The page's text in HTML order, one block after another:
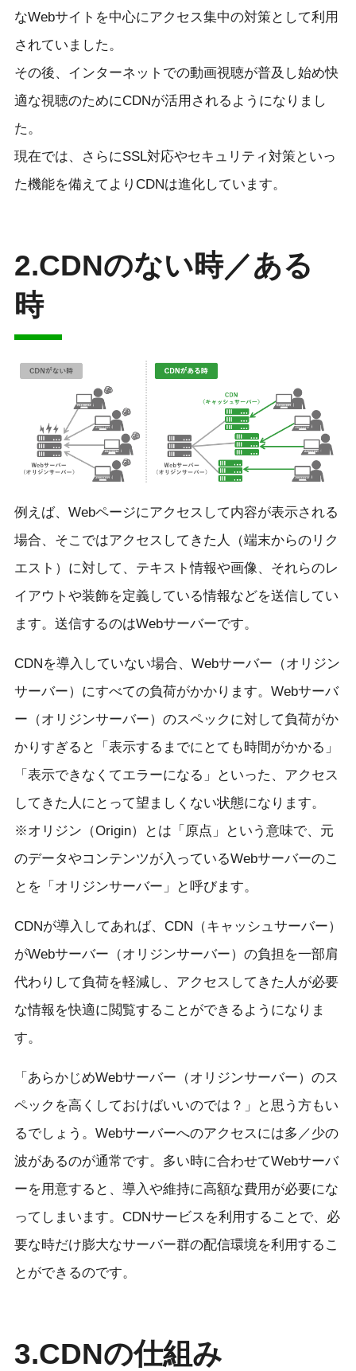
なWebサイトを中心にアクセス集中の対策として利用
されていました。
その後、インターネットでの動画視聴が普及し始め快
適な視聴のためにCDNが活用されるようになりまし
た。
現在では、さらにSSL対応やセキュリティ対策といっ
た機能を備えてよりCDNは進化しています。
2.CDNのない時／ある
時
例えば、Webページにアクセスして内容が表示される
場合、そこではアクセスしてきた人（端末からのリク
エスト）に対して、テキスト情報や画像、それらのレ
イアウトや装飾を定義している情報などを送信してい
ます。送信するのはWebサーバーです。
CDNを導入していない場合、Webサーバー（オリジン
サーバー）にすべての負荷がかかります。Webサーバ
ー（オリジンサーバー）のスペックに対して負荷がか
かりすぎると「表示するまでにとても時間がかかる」
「表示できなくてエラーになる」といった、アクセス
してきた人にとって望ましくない状態になります。
※オリジン（Origin）とは「原点」という意味で、元
のデータやコンテンツが入っているWebサーバーのこ
とを「オリジンサーバー」と呼びます。
CDNが導入してあれば、CDN（キャッシュサーバー）
がWebサーバー（オリジンサーバー）の負担を一部肩
代わりして負荷を軽減し、アクセスしてきた人が必要
な情報を快適に閲覧することができるようになりま
す。
「あらかじめWebサーバー（オリジンサーバー）のス
ペックを高くしておけばいいのでは？」と思う方もい
るでしょう。Webサーバーへのアクセスには多／少の
波があるのが通常です。多い時に合わせてWebサーバ
ーを用意すると、導入や維持に高額な費用が必要にな
ってしまいます。CDNサービスを利用することで、必
要な時だけ膨大なサーバー群の配信環境を利用するこ
とができるのです。
3.CDNの仕組み